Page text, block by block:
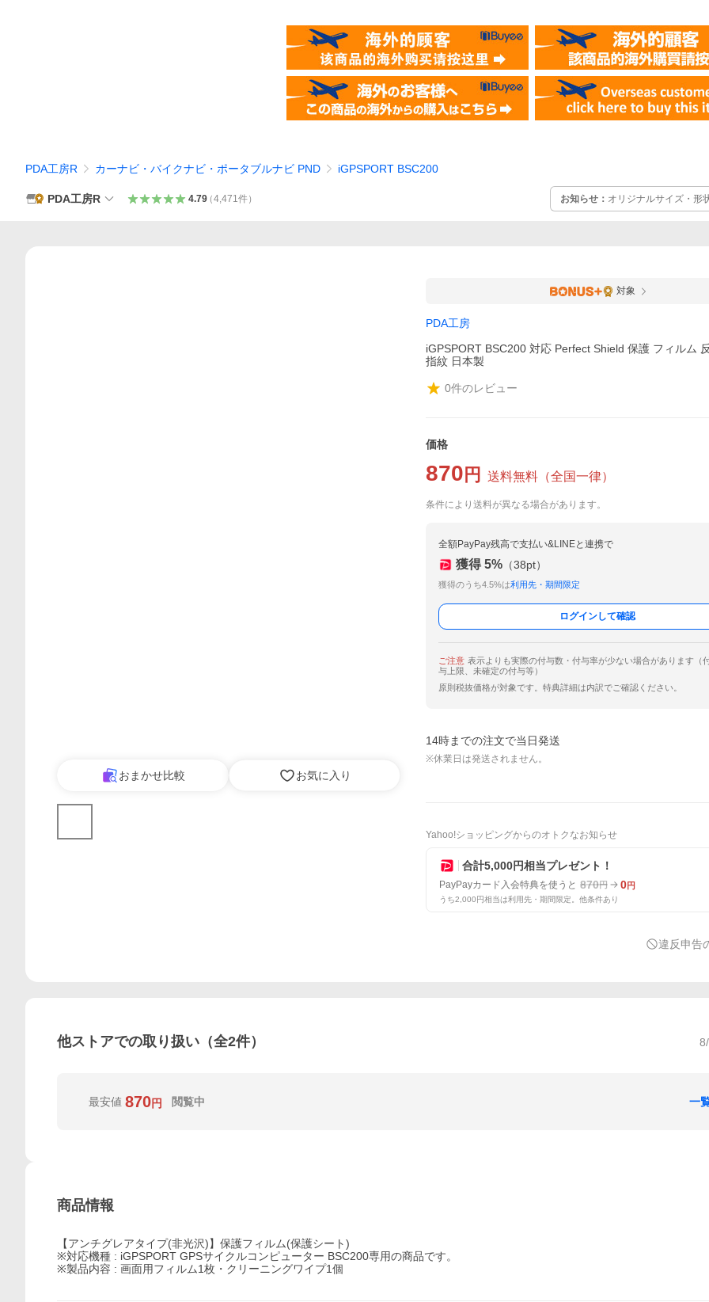
PDA工房R カーナビ・バイクナビ・ポータブルナビ PND iGPSPORT BSC200
PDA工房R 4.79（4,471件） お知らせ： オリジナルサイズ・形
おまかせ比較 お気に入り
対象
PDA工房
iGPSPORT BSC200 対応 Perfect Shield 保護 フィルム
指紋 日本製
0件のレビュー
価格
870 円 送料無料 （全国一律）
条件により送料が異なる場合があります。
全額PayPay残高で支払い&LINEと連携で
獲得 5% （38pt）
獲得のうち4.5%は利用先・期間限定
ログインして確認
ご注意 表示よりも実際の付与数・付与率が少ない場合があります（
与上限、未確定の付与等）
原則税抜価格が対象です。特典詳細は内訳でご確認ください。
14時までの注文で当日発送
※休業日は発送されません。
Yahoo!ショッピングからのオトクなお知らせ
合計5,000円相当プレゼント！
PayPayカード入会特典を使うと 870円 0円
うち2,000円相当は利用先・期間限定。他条件あり
違反申告
他ストアでの取り扱い（全2件）
最安値 870円 閲覧中 一
商品情報
【アンチグレアタイプ(非光沢)】保護フィルム(保護シート)
※対応機種 : iGPSPORT GPSサイクルコンピューター BSC200専用の商品です。
※製品内容 : 画面用フィルム1枚・クリーニングワイプ1個